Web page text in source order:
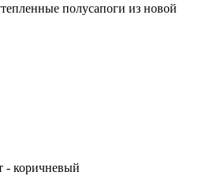
полусапоги из новой
- коричневый